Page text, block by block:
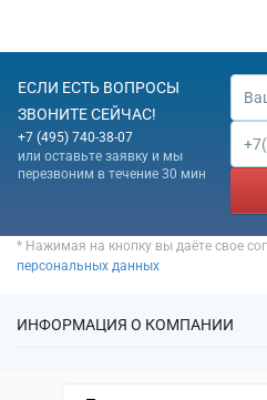
ЕСЛИ ЕСТЬ ВОПРОСЫ
ЗВОНИТЕ СЕЙЧАС!
+7 (495) 740-38-07
или оставьте заявку и мы
перезвоним в течение 30 мин
* Нажимая на кнопку вы даёте свое
персональных данных
ИНФОРМАЦИЯ О КОМПАНИИ